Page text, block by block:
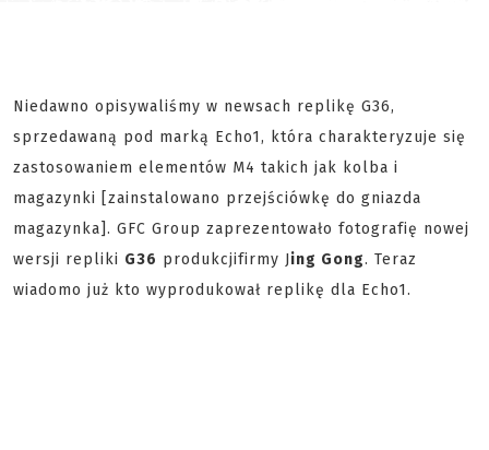
Niedawno opisywaliśmy w newsach replikę G36,
sprzedawaną pod marką Echo1, która charakteryzuje się
zastosowaniem elementów M4 takich jak kolba i
magazynki [zainstalowano przejściówkę do gniazda
magazynka]. GFC Group zaprezentowało fotografię nowej
wersji repliki G36 produkcjifirmy Jing Gong. Teraz
wiadomo już kto wyprodukował replikę dla Echo1.